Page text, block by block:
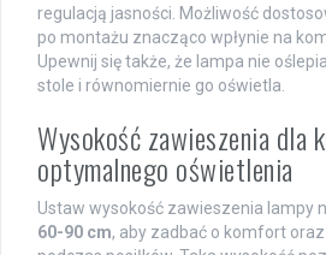
regulacją jasności. Możliwość
po montażu znacząco wpłynie na
Upewnij się także, że lampa nie
stole i równomiernie go oświetla.
Wysokość zawieszenia dla
optymalnego oświetlenia
Ustaw wysokość zawieszenia lampy
60-90 cm, aby zadbać o komfort